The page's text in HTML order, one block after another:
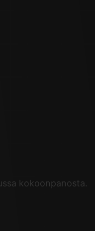
kokoonpanosta.